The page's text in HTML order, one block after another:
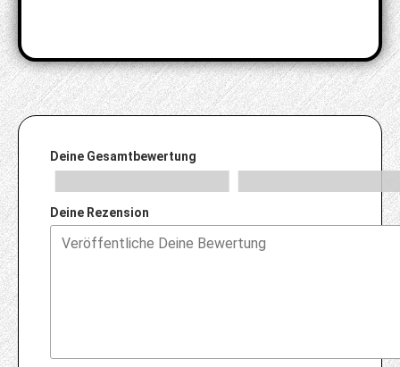
Deine Gesamtbewertung
Deine Rezension